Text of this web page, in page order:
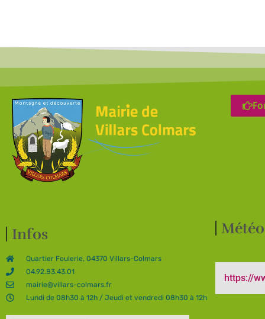
Infos
Quartier Foulerie, 04370 Villars-Colmars
04.92.83.43.01
mairie@villars-colmars.fr
Lundi de 08h30 à 12h / Jeudi et vendredi 08h30 à 12h
Météo
https://